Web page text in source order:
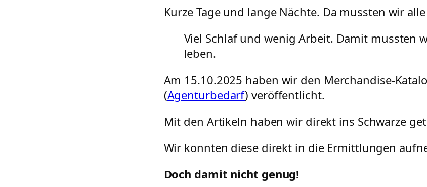
Kurze Tage und lange Nächte. Da mussten wir
Viel Schlaf und wenig Arbeit. Damit mussten
leben.
Am 15.10.2025 haben wir den Merchandise-
(Agenturbedarf) veröffentlicht.
Mit den Artikeln haben wir direkt ins Schwarze
Wir konnten diese direkt in die Ermittlungen
Doch damit nicht genug!